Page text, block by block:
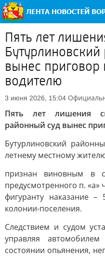
Пять лет
вынес приговор
водителю
3 июня 2026, 15:04
Пять лет лишения
районный суд вынес
Бутурлиновский
летнему местному
признан виновным в
предусмотренного п. «а»
фигуранту наказание
колонии-поселения.
Следствием и судом
управляя
состоянии опьянения,